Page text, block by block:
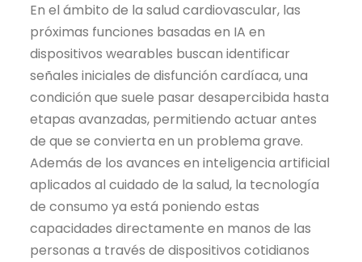
En el ámbito de la salud cardiovascular, las
próximas funciones basadas en IA en
dispositivos wearables buscan identificar
señales iniciales de disfunción cardíaca, una
condición que suele pasar desapercibida hasta
etapas avanzadas, permitiendo actuar antes
de que se convierta en un problema grave.
Además de los avances en inteligencia artificial
aplicados al cuidado de la salud, la tecnología
de consumo ya está poniendo estas
capacidades directamente en manos de las
personas a través de dispositivos cotidianos